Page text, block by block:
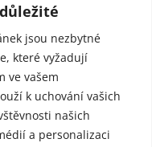
jsou nezbytné
které vyžadují
ve vašem
k uchování vašich
našich
a personalizaci